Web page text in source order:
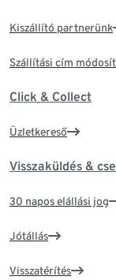
Kiszállító partnerünk
Szállítási cím
Click & Collect
Üzletkereső
Visszaküldés &
30 napos elállási jog
Jótállás
Visszatérítés